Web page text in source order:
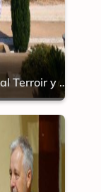
Cata de Finca Ancestral Terroir y Garnacha Pie Franco